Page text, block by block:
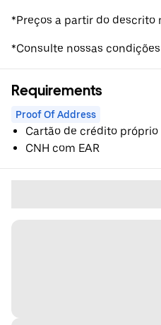
*Preços a partir do descrito
*Consulte nossas
Requirements
Proof Of Address
Cartão de crédito
CNH com EAR